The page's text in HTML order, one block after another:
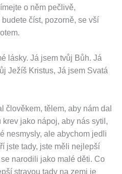
o něm pečlivě,
číst, pozorně, se vší
lásky. Já jsem tvůj Bůh. Já
Ježíš Kristus, Já jsem Svatá
člověkem, tělem, aby nám dal
jako nápoj, aby nás sytil,
nesmysly, ale abychom jedli
jste tady, jste měli nejlepší
narodili jako malé děti. Co
stravou tady na zemi je